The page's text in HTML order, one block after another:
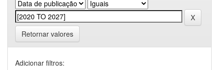
Retornar valores
Adicionar filtros: